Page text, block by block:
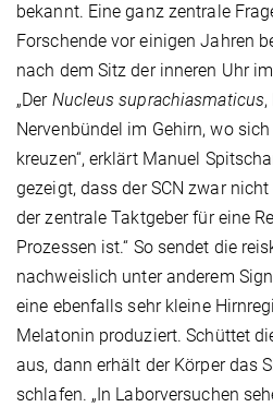
bekannt. Eine ganz zentrale
Forschende vor einigen Jahren
nach dem Sitz der inneren Uhr
„Der Nucleus suprachiasmaticus
Nervenbündel im Gehirn, wo
kreuzen“, erklärt Manuel
gezeigt, dass der SCN zwar
der zentrale Taktgeber für eine
Prozessen ist.“ So sendet die
nachweislich unter anderem
eine ebenfalls sehr kleine
Melatonin produziert. Schüttet
aus, dann erhält der Körper das
schlafen. „In Laborversuchen